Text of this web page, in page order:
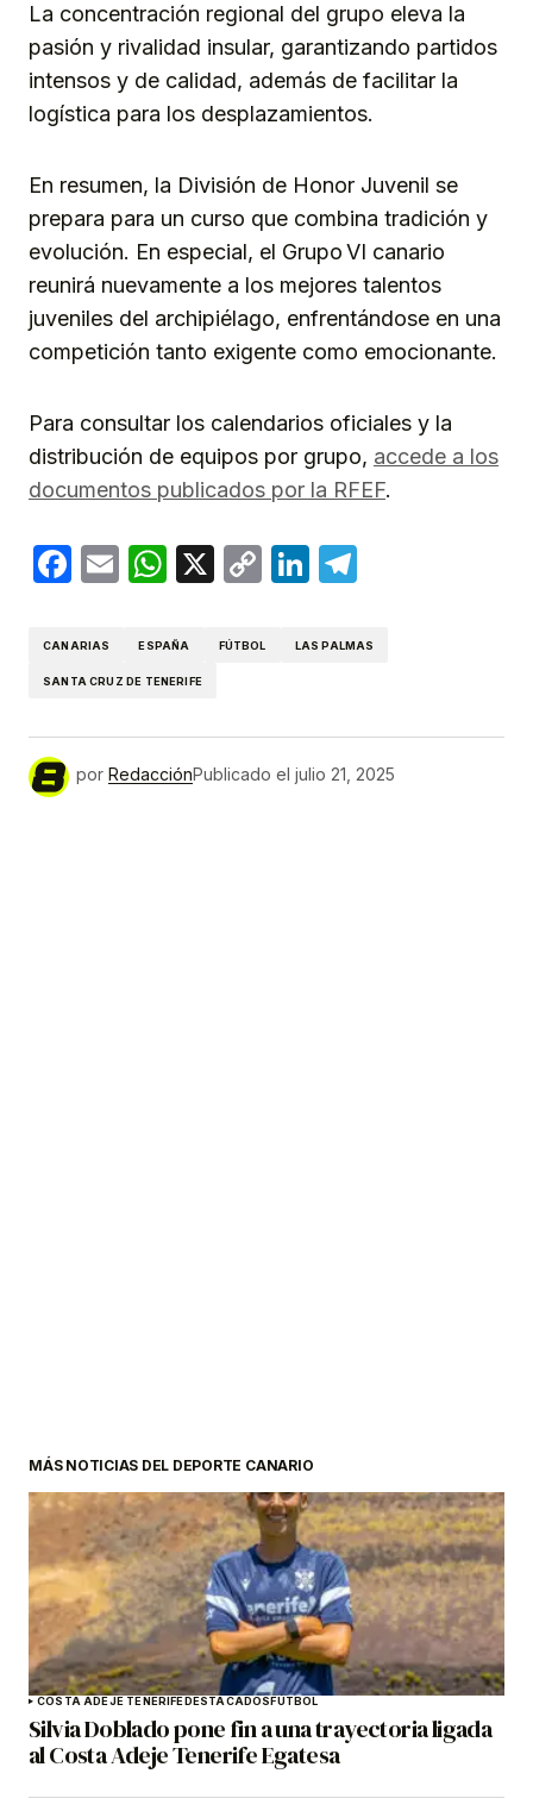
La concentración regional del grupo eleva la
pasión y rivalidad insular, garantizando partidos
intensos y de calidad, además de facilitar la
logística para los desplazamientos.
En resumen, la División de Honor Juvenil se
prepara para un curso que combina tradición y
evolución. En especial, el Grupo VI canario
reunirá nuevamente a los mejores talentos
juveniles del archipiélago, enfrentándose en una
competición tanto exigente como emocionante.
Para consultar los calendarios oficiales y la
distribución de equipos por grupo, accede a los
documentos publicados por la RFEF.
Facebook
EmailWhatsApp
X
CopyLinkedIn
CANARIAS ESPAÑA FÚTBOL LAS PALMAS
SANTA CRUZ DE TENERIFE
por RedacciónPublicado el julio 21, 2025
MÁS NOTICIAS DEL DEPORTE CANARIO
COSTA ADEJE TENERIFEDESTACADOSFÚTBOL
Silvia Doblado pone fin a una trayectoria ligada
al Costa Adeje Tenerife Egatesa